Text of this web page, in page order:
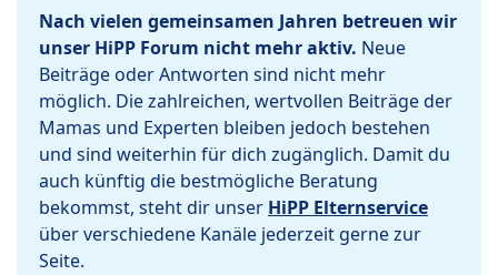
Nach vielen gemeinsamen Jahren betreuen wir
unser HiPP Forum nicht mehr aktiv. Neue
Beiträge oder Antworten sind nicht mehr
möglich. Die zahlreichen, wertvollen Beiträge der
Mamas und Experten bleiben jedoch bestehen
und sind weiterhin für dich zugänglich. Damit du
auch künftig die bestmögliche Beratung
bekommst, steht dir unser HiPP Elternservice
über verschiedene Kanäle jederzeit gerne zur
Seite.